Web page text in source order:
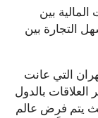
بين
التجارة بين
التي عانت
أواصر العلاقات بالدول
يتم فرض عالم